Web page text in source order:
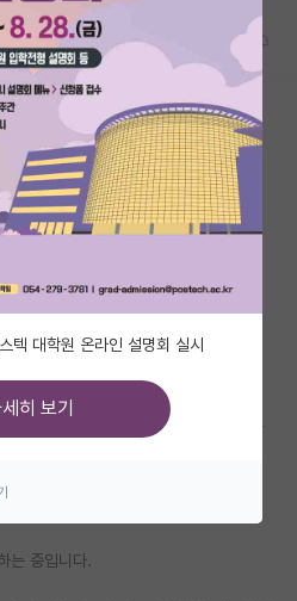
판
학과 재학생이고 계산 화학 분야로 대학
는 중입니다.
대학원 온라인 설명회 실시
히 보기